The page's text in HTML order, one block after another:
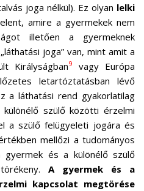
joga nélkül). Ez olyan lelki
amire a gyermekek nem
illetően a gyermeknek
joga” van, mint amit a
Királyságban9
vagy Európa
letartóztatásban lévő
a láthatási rend gyakorlatilag
szülő közötti érzelmi
a szülő felügyeleti jogára és
mellőzi a tudományos
gyermek és a különélő szülő
A gyermek és a
kapcsolat megtörése